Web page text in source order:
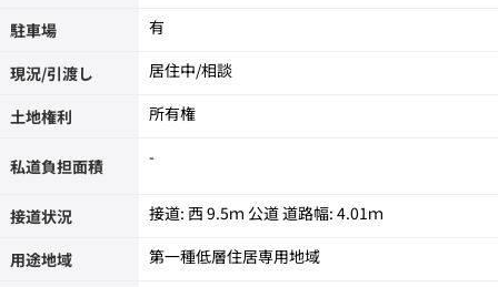
駐車場 有
現況/引渡し 居住中/相談
土地権利 所有権
私道負担面積 -
接道状況 接道: 西 9.5ｍ 公道 道路幅: 4.01ｍ
用途地域 第一種低層住居専用地域